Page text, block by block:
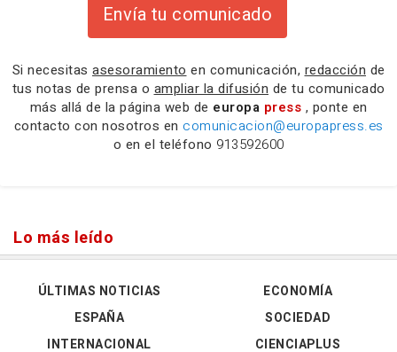
Envía tu comunicado
Si necesitas asesoramiento en comunicación, redacción de
tus notas de prensa o ampliar la difusión de tu comunicado
más allá de la página web de europa press , ponte en
contacto con nosotros en comunicacion@europapress.es
o en el teléfono 913592600
Lo más leído
ÚLTIMAS NOTICIAS
ESPAÑA
INTERNACIONAL
ECONOMÍA
SOCIEDAD
CIENCIAPLUS